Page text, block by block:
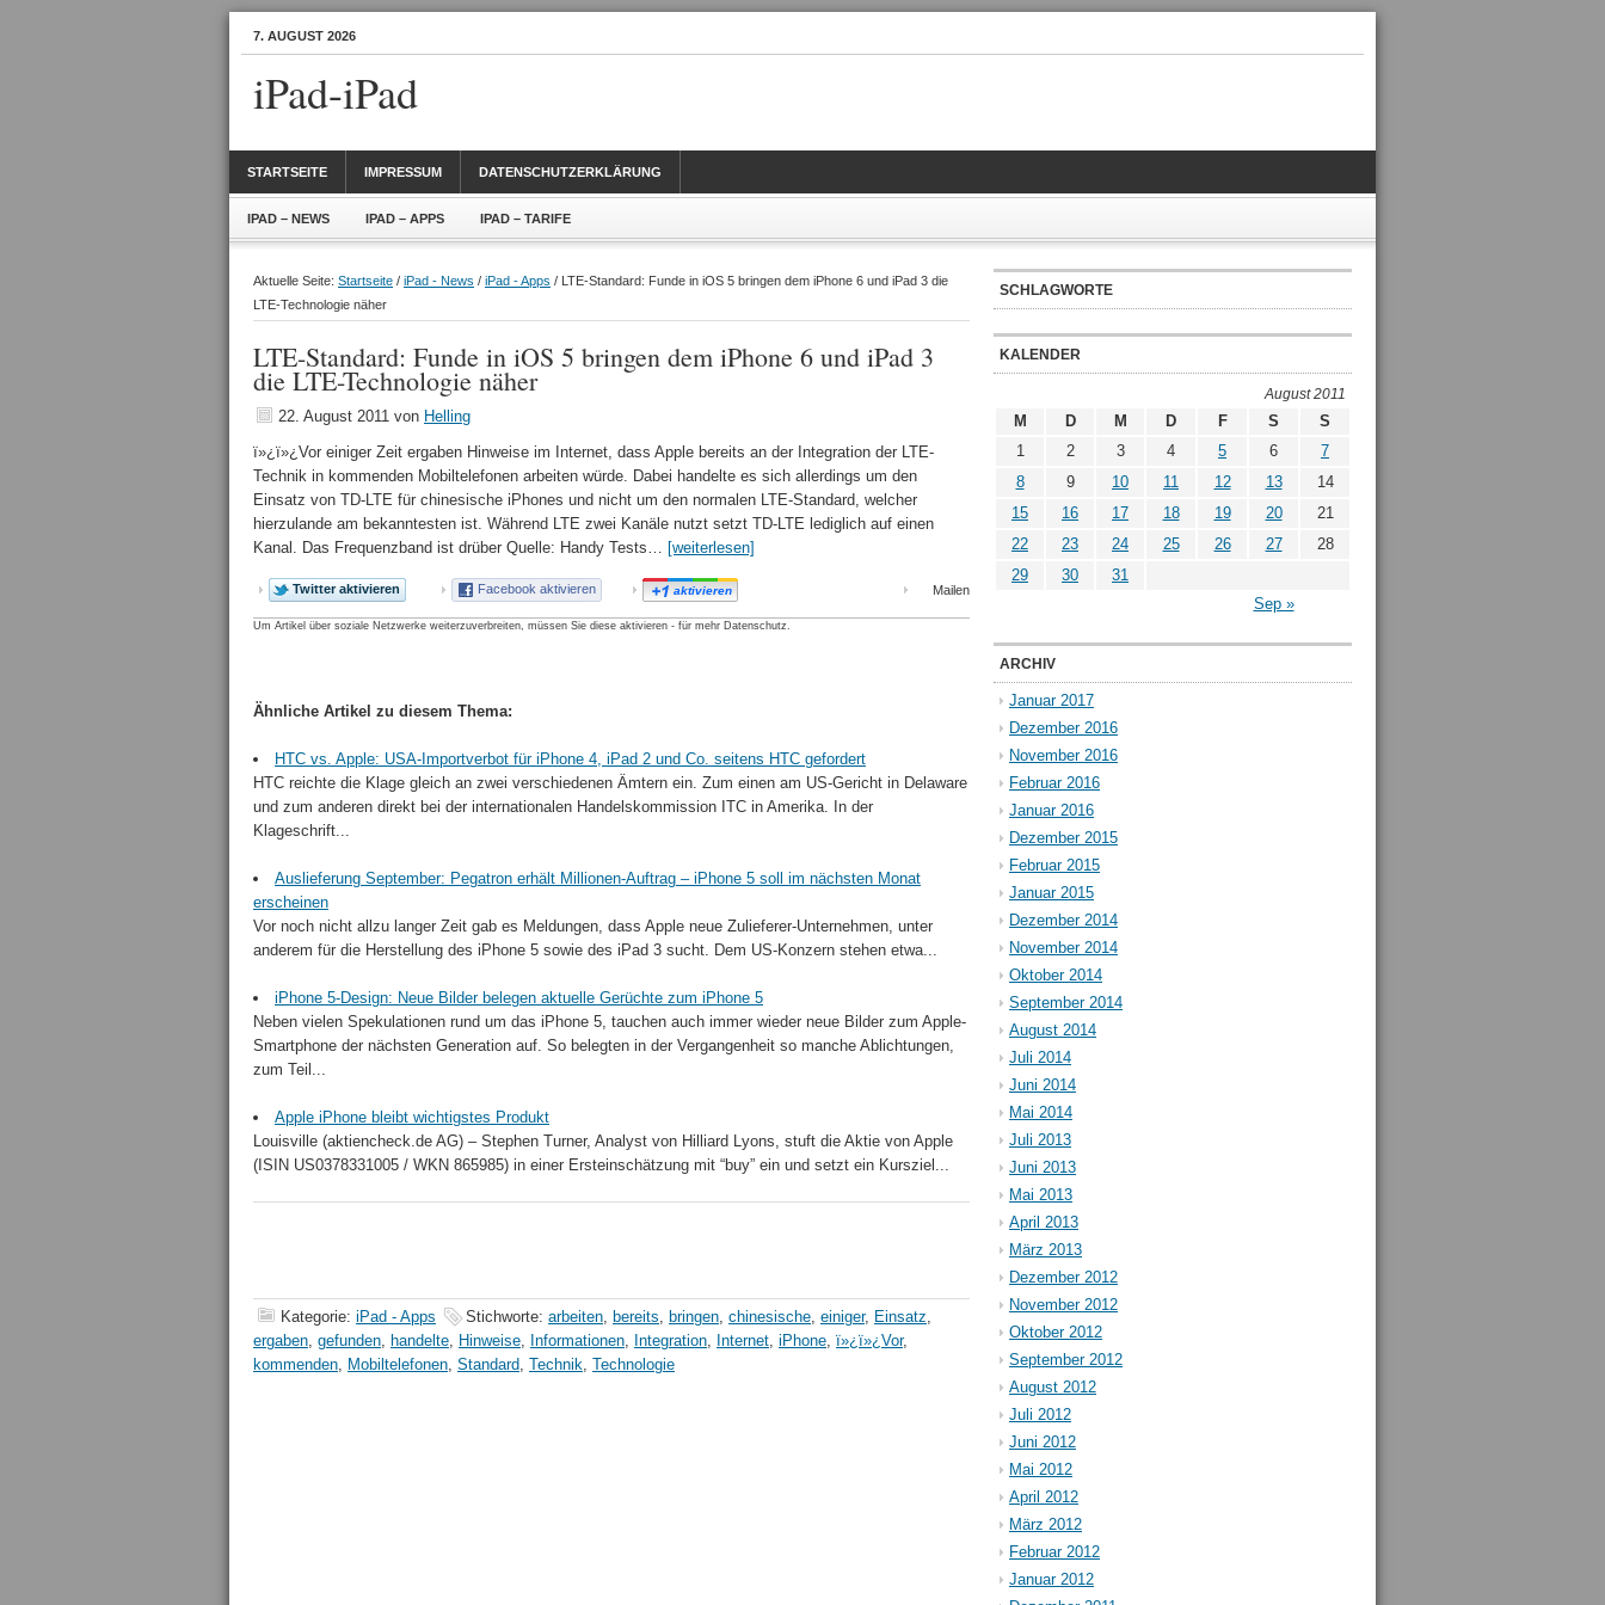
7. AUGUST 2026
iPad-iPad
STARTSEITE IMPRESSUM DATENSCHUTZERKLÄRUNG
IPAD – NEWS IPAD – APPS IPAD – TARIFE
Aktuelle Seite: Startseite / iPad - News / iPad - Apps / LTE-Standard: Funde in iOS 5 bringen dem iPhone 6 und iPad 3 die
LTE-Technologie näher
LTE-Standard: Funde in iOS 5 bringen dem iPhone 6 und iPad 3
die LTE-Technologie näher
22. August 2011 von Helling
ï»¿ï»¿Vor einiger Zeit ergaben Hinweise im Internet, dass Apple bereits an der Integration der LTE-
Technik in kommenden Mobiltelefonen arbeiten würde. Dabei handelte es sich allerdings um den
Einsatz von TD-LTE für chinesische iPhones und nicht um den normalen LTE-Standard, welcher
hierzulande am bekanntesten ist. Während LTE zwei Kanäle nutzt setzt TD-LTE lediglich auf einen
Kanal. Das Frequenzband ist drüber Quelle: Handy Tests… [weiterlesen]
Twitter aktivieren Facebook aktivieren aktivieren Mailen
Um Artikel über soziale Netzwerke weiterzuverbreiten, müssen Sie diese aktivieren - für mehr Datenschutz.
Ähnliche Artikel zu diesem Thema:
HTC vs. Apple: USA-Importverbot für iPhone 4, iPad 2 und Co. seitens HTC gefordert
HTC reichte die Klage gleich an zwei verschiedenen Ämtern ein. Zum einen am US-Gericht in Delaware
und zum anderen direkt bei der internationalen Handelskommission ITC in Amerika. In der
Klageschrift...
Auslieferung September: Pegatron erhält Millionen-Auftrag – iPhone 5 soll im nächsten Monat
erscheinen
Vor noch nicht allzu langer Zeit gab es Meldungen, dass Apple neue Zulieferer-Unternehmen, unter
anderem für die Herstellung des iPhone 5 sowie des iPad 3 sucht. Dem US-Konzern stehen etwa...
iPhone 5-Design: Neue Bilder belegen aktuelle Gerüchte zum iPhone 5
Neben vielen Spekulationen rund um das iPhone 5, tauchen auch immer wieder neue Bilder zum Apple-
Smartphone der nächsten Generation auf. So belegten in der Vergangenheit so manche Ablichtungen,
zum Teil...
Apple iPhone bleibt wichtigstes Produkt
Louisville (aktiencheck.de AG) – Stephen Turner, Analyst von Hilliard Lyons, stuft die Aktie von Apple
(ISIN US0378331005 / WKN 865985) in einer Ersteinschätzung mit “buy” ein und setzt ein Kursziel...
Kategorie: iPad - Apps Stichworte: arbeiten, bereits, bringen, chinesische, einiger, Einsatz,
ergaben, gefunden, handelte, Hinweise, Informationen, Integration, Internet, iPhone, ï»¿ï»¿Vor,
kommenden, Mobiltelefonen, Standard, Technik, Technologie
SCHLAGWORTE
KALENDER
August 2011
M D M D F S S
Sep »
1 2 3 4 5 6
7
8
9 10 11 12 13
14
15
16 17 18 19 20
21
22
23 24 25 26 27
28
29
30 31
ARCHIV
Januar 2017
Dezember 2016
November 2016
Februar 2016
Januar 2016
Dezember 2015
Februar 2015
Januar 2015
Dezember 2014
November 2014
Oktober 2014
September 2014
August 2014
Juli 2014
Juni 2014
Mai 2014
Juli 2013
Juni 2013
Mai 2013
April 2013
März 2013
Dezember 2012
November 2012
Oktober 2012
September 2012
August 2012
Juli 2012
Juni 2012
Mai 2012
April 2012
März 2012
Februar 2012
Januar 2012